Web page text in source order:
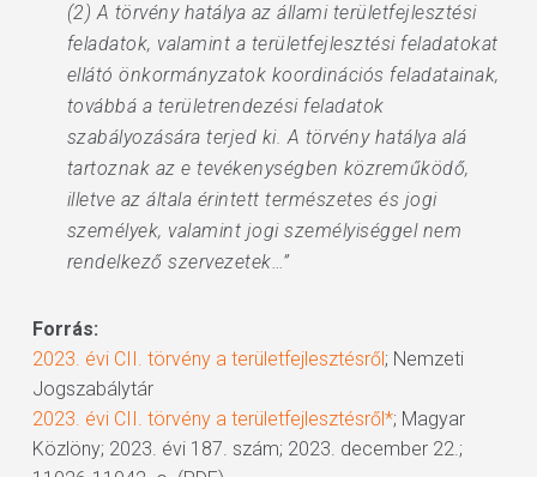
(2) A törvény hatálya az állami területfejlesztési
feladatok, valamint a területfejlesztési feladatokat
ellátó önkormányzatok koordinációs feladatainak,
továbbá a területrendezési feladatok
szabályozására terjed ki. A törvény hatálya alá
tartoznak az e tevékenységben közreműködő,
illetve az általa érintett természetes és jogi
személyek, valamint jogi személyiséggel nem
rendelkező szervezetek…”
Forrás:
2023. évi CII. törvény a területfejlesztésről; Nemzeti
Jogszabálytár
2023. évi CII. törvény a területfejlesztésről*; Magyar
Közlöny; 2023. évi 187. szám; 2023. december 22.;